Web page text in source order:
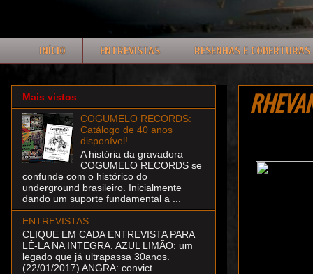
INÍCIO ENTREVISTAS RESENHAS E COBERTURAS
Mais vistos
COGUMELO RECORDS:
Catálogo de 40 anos
disponível!
A história da gravadora
COGUMELO RECORDS se
confunde com o histórico do
underground brasileiro. Inicialmente
dando um suporte fundamental a ...
ENTREVISTAS
CLIQUE EM CADA ENTREVISTA PARA
LÊ-LA NA INTEGRA. AZUL LIMÃO: um
legado que já ultrapassa 30anos.
(22/01/2017) ANGRA: convict...